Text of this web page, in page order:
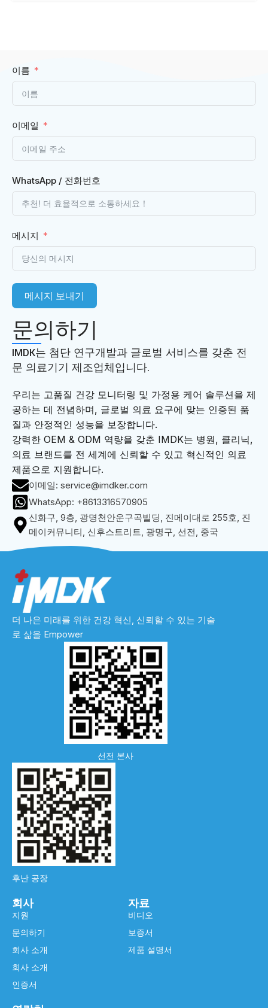
이름
이메일
WhatsApp / 전화번호
메시지
메시지 보내기
문의하기
IMDK는 첨단 연구개발과 글로벌 서비스를 갖춘 전
문 의료기기 제조업체입니다.
우리는 고품질 건강 모니터링 및 가정용 케어 솔루션을 제
공하는 데 전념하며, 글로벌 의료 요구에 맞는 인증된 품
질과 안정적인 성능을 보장합니다.
강력한 OEM & ODM 역량을 갖춘 IMDK는 병원, 클리닉,
의료 브랜드를 전 세계에 신뢰할 수 있고 혁신적인 의료
제품으로 지원합니다.
이메일: service@imdker.com
WhatsApp: +8613316570905
신화구, 9층, 광명천안운구곡빌딩, 진메이대로 255호, 진
메이커뮤니티, 신후스트리트, 광명구, 선전, 중국
더 나은 미래를 위한 건강 혁신, 신뢰할 수 있는 기술
로 삶을 Empower
선전 본사
후난 공장
회사
지원
문의하기
회사 소개
회사 소개
인증서
자료
비디오
보증서
제품 설명서